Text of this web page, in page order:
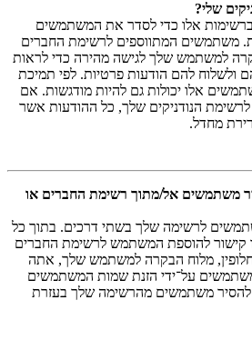
שלי?
אלו כדי לסדר את המשתמשים
משתמשים המתווספים לרשימת החברים
למשתמש שלך לגישה מהירה כדי לראות
ולשלוח להם הודעות פרטיות. לפי תמיכת
אלו יכולות גם להיות מודגשות. אם
הנודניקים שלך, כל ההודעות אשר
מחדל.
משתמשים אל/מתוך רשימת החברים או
לרשימה שלך בשתי דרכים. בתוך כל
קישור להוספת המשתמש לרשימת החברים
מלוח הבקרה למשתמש שלך, אתה
משתמשים על־ידי הזנת שמות המשתמשים
משתמשים מהרשימה שלך בעזרת